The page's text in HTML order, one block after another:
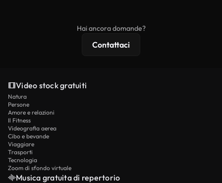
Hai ancora domande?
Contattaci
Video stock gratuiti
Natura
Persone
Amore e relazioni
Il Fitness
Videografia aerea
Cibo e bevande
Viaggiare
Trasporti
Tecnologia
Zoom di sfondo virtuale
Musica gratuita di repertorio